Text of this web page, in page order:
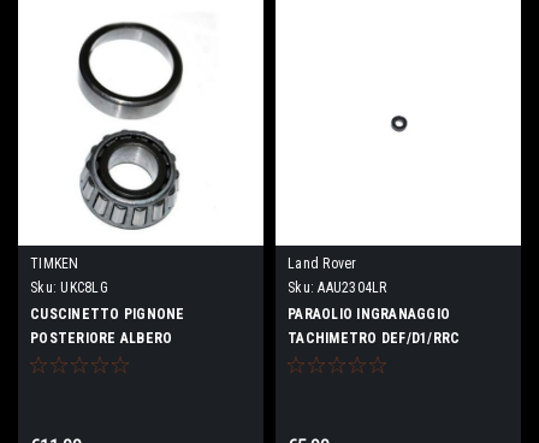
TIMKEN
Sku: UKC8LG
CUSCINETTO PIGNONE
POSTERIORE ALBERO
PRINCIPALE CAMBIO LT77/R380
Land Rover
Sku: AAU2304LR
PARAOLIO INGRANAGGIO
TACHIMETRO DEF/D1/RRC
ORIGINALE